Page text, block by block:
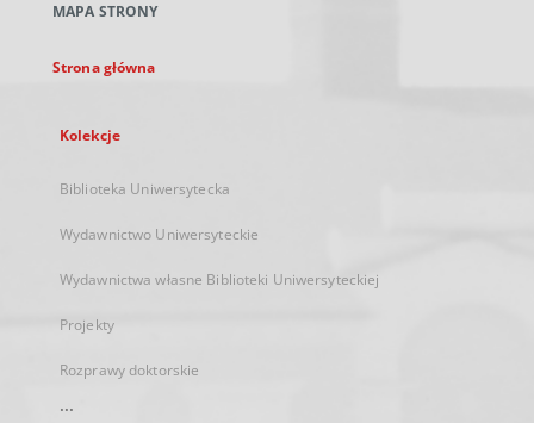
karcie
MAPA STRONY
Strona główna
Kolekcje
Biblioteka Uniwersytecka
Wydawnictwo Uniwersyteckie
Wydawnictwa własne Biblioteki Uniwersyteckiej
Projekty
Rozprawy doktorskie
...